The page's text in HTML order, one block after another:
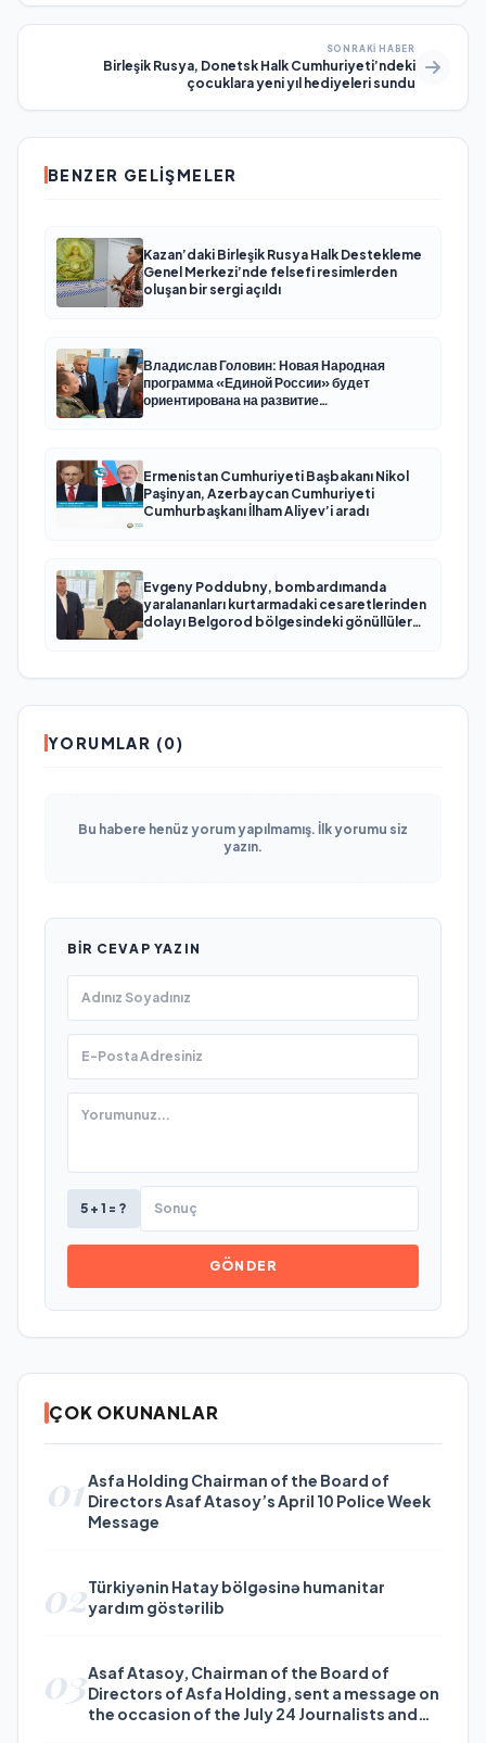
SONRAKI HABER
Birleşik Rusya, Donetsk Halk Cumhuriyeti’ndeki
çocuklara yeni yıl hediyeleri sundu
BENZER GELIŞMELER
Kazan’daki Birleşik Rusya Halk Destekleme
Genel Merkezi’nde felsefi resimlerden
oluşan bir sergi açıldı
Владислав Головин: Новая Народная
программа «Единой России» будет
ориентирована на развитие
Ermenistan Cumhuriyeti Başbakanı Nikol
Paşinyan, Azerbaycan Cumhuriyeti
Cumhurbaşkanı İlham Aliyev’i aradı
Evgeny Poddubny, bombardımanda
yaralananları kurtarmadaki cesaretlerinden
dolayı Belgorod bölgesindeki gönüllülere
YORUMLAR (0)
Bu habere henüz yorum yapılmamış. İlk yorumu siz
yazın.
BIR CEVAP YAZIN
5 + 1 = ?
GÖNDER
ÇOK OKUNANLAR
01Asfa Holding Chairman of the Board of
Directors Asaf Atasoy’s April 10 Police Week
Message
02Türkiyənin Hatay bölgəsinə humanitar
yardım göstərilib
03Asaf Atasoy, Chairman of the Board of
Directors of Asfa Holding, sent a message on
the occasion of the July 24 Journalists and